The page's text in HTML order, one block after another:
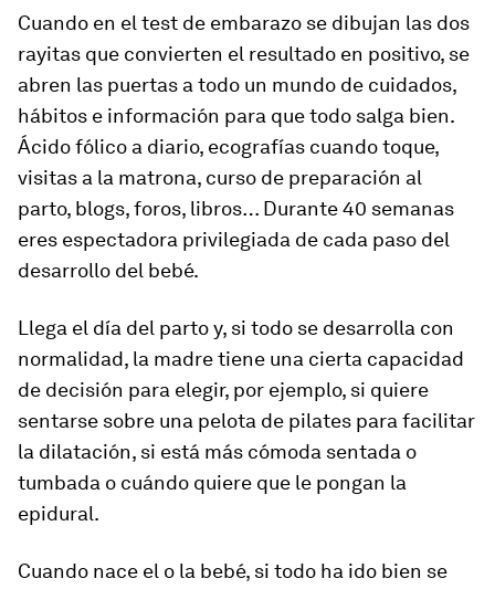
Cuando en el test de embarazo se dibujan las dos
rayitas que convierten el resultado en positivo, se
abren las puertas a todo un mundo de cuidados,
hábitos e información para que todo salga bien.
Ácido fólico a diario, ecografías cuando toque,
visitas a la matrona, curso de preparación al
parto, blogs, foros, libros… Durante 40 semanas
eres espectadora privilegiada de cada paso del
desarrollo del bebé.
Llega el día del parto y, si todo se desarrolla con
normalidad, la madre tiene una cierta capacidad
de decisión para elegir, por ejemplo, si quiere
sentarse sobre una pelota de pilates para facilitar
la dilatación, si está más cómoda sentada o
tumbada o cuándo quiere que le pongan la
epidural.
Cuando nace el o la bebé, si todo ha ido bien se